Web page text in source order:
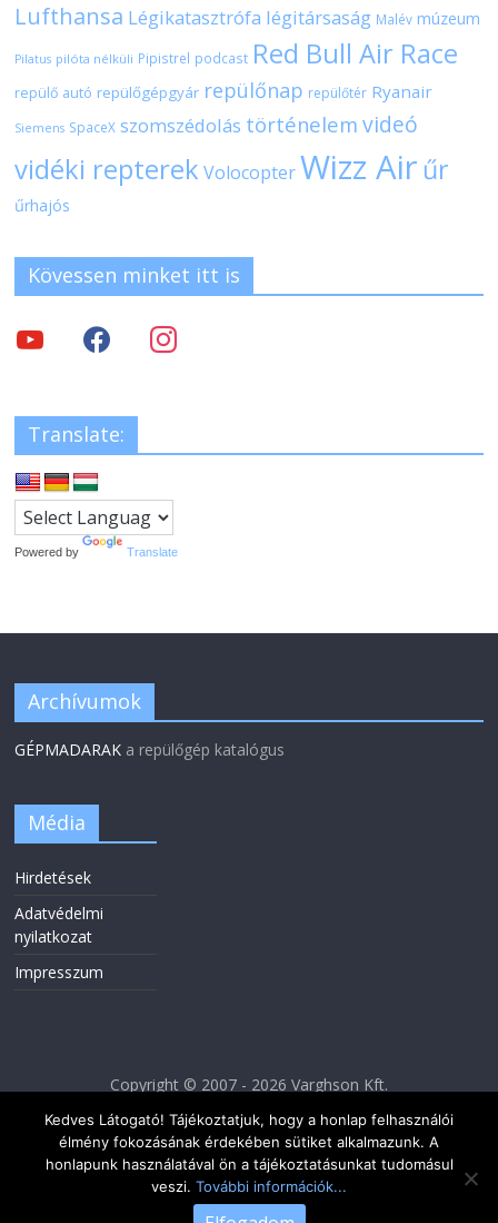
Lufthansa Légikatasztrófa légitársaság Malév múzeum
Pilatus pilóta nélküli Pipistrel podcast Red Bull Air Race
repülő autó repülőgépgyár repülőnap repülőtér Ryanair
Siemens SpaceX szomszédolás történelem videó
vidéki repterek Volocopter Wizz Air űr
űrhajós
Kövessen minket itt is
Translate:
Powered by Translate
Archívumok
GÉPMADARAK a repülőgép katalógus
Média
Hirdetések
Adatvédelmi
nyilatkozat
Impresszum
Copyright © 2007 - 2026 Varghson Kft.
Kedves Látogató! Tájékoztatjuk, hogy a honlap felhasználói
élmény fokozásának érdekében sütiket alkalmazunk. A
honlapunk használatával ön a tájékoztatásunkat tudomásul
veszi. További információk...